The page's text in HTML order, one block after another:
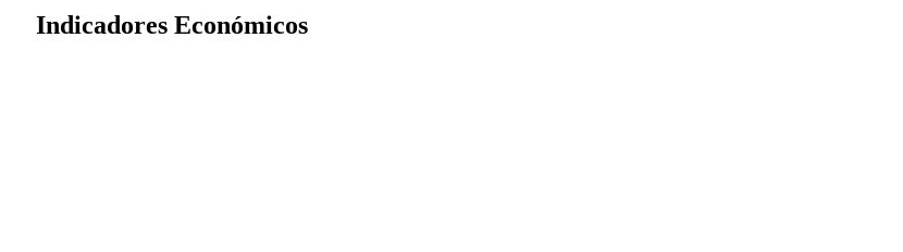
Indicadores Económicos